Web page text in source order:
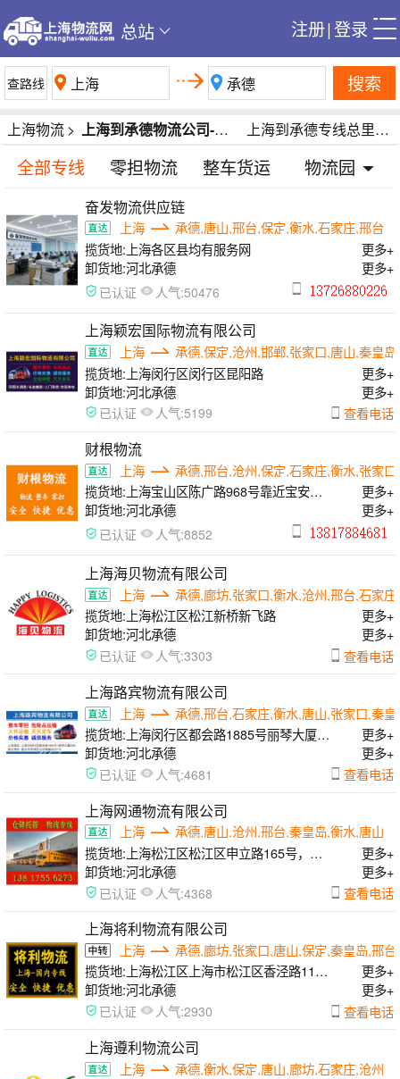
总站 注册|登录
搜索
上海到承德专线总里程1498公里
上海物流> 上海到承德物流公司-上海到承德货运公司-上海到承德专线运输公司
全部专线 零担物流 整车货运 物流园
奋发物流供应链
上海
承德,唐山,邢台,保定,衡水,石家庄,邢台
揽货地: 上海各区县均有服务网
更多+
卸货地:河北承德 更多+
已认证 人气:50476
上海颖宏国际物流有限公司
上海
承德,保定,沧州,邯郸,张家口,唐山,秦皇岛
揽货地: 上海闵行区闵行区昆阳路
更多+
卸货地:河北承德 更多+
已认证 人气:5199 查看电话
财根物流
上海
承德,邢台,沧州,保定,石家庄,衡水,张家口
揽货地: 上海宝山区陈广路968号靠近宝安公
路
更多+
卸货地:河北承德 更多+
已认证 人气:8852
上海海贝物流有限公司
上海
承德,廊坊,张家口,衡水,沧州,邢台,石家庄
揽货地: 上海松江区松江新桥新飞路
更多+
卸货地:河北承德 更多+
已认证 人气:3303 查看电话
上海路宾物流有限公司
上海
承德,邢台,石家庄,衡水,唐山,张家口,秦皇
揽货地: 上海闵行区都会路1885号丽琴大厦
508
更多+
卸货地:河北承德 更多+
已认证 人气:4681 查看电话
上海网通物流有限公司
上海
承德,唐山,沧州,邢台,秦皇岛,衡水,唐山
揽货地: 上海松江区松江区申立路165号，闵
行区曙光路168号，浦东区申江南路555号
更多+
卸货地:河北承德 更多+
已认证 人气:4368 查看电话
上海将利物流有限公司
上海
承德,廊坊,张家口,唐山,保定,秦皇岛,邢台
揽货地: 上海松江区上海市松江区香泾路115
号7幢
更多+
卸货地:河北承德 更多+
已认证 人气:2930 查看电话
上海遵利物流公司
上海
承德,衡水,保定,唐山,廊坊,石家庄,沧州